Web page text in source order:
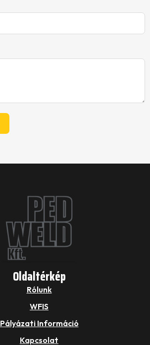
Oldaltérkép
Rólunk
WFIS
Pályázati Információ
Kapcsolat